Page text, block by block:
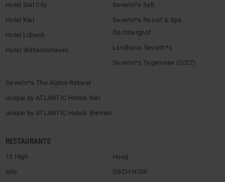
Hotel Sail City
Hotel Kiel
Hotel Lübeck
Hotel Wilhelmshaven
Severin*s Sylt
Severin*s Resort & Spa
Öschberghof
Landhaus Severin*s
Severin*s Tegernsee (2027)
Severin*s The Alpine Retreat
unique by ATLANTIC Hotels Kiel
unique by ATLANTIC Hotels Bremen
RESTAURANTS
15 High
alto
Hoog
ÖSCH NOIR